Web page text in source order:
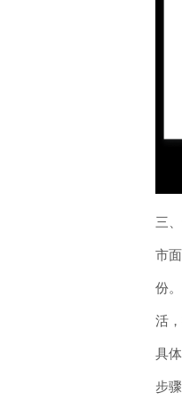
三
市
份
活
具
步